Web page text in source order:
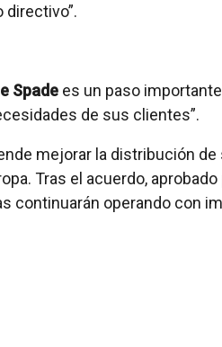
directivo”.
Spade es un paso
de sus clientes”.
mejorar la distribución
Tras el acuerdo,
continuarán operando con